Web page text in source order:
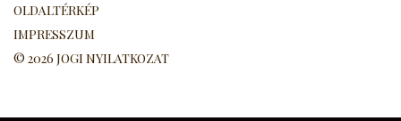
OLDALTÉRKÉP
IMPRESSZUM
© 2026 JOGI NYILATKOZAT